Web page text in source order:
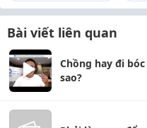
Bài viết liên quan
Chồng hay đi
sao?